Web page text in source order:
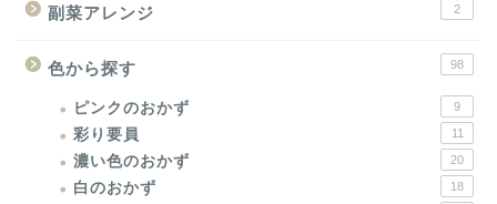
副菜アレンジ 2
色から探す 98
ピンクのおかず 9
彩り要員 11
濃い色のおかず 20
白のおかず 18